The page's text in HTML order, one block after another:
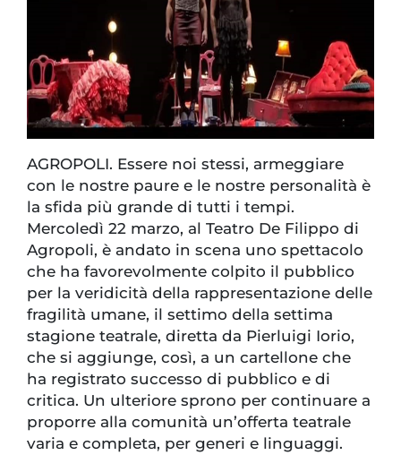
AGROPOLI. Essere noi stessi, armeggiare
con le nostre paure e le nostre personalità è
la sfida più grande di tutti i tempi.
Mercoledì 22 marzo, al Teatro De Filippo di
Agropoli, è andato in scena uno spettacolo
che ha favorevolmente colpito il pubblico
per la veridicità della rappresentazione delle
fragilità umane, il settimo della settima
stagione teatrale, diretta da Pierluigi Iorio,
che si aggiunge, così, a un cartellone che
ha registrato successo di pubblico e di
critica. Un ulteriore sprono per continuare a
proporre alla comunità un’offerta teatrale
varia e completa, per generi e linguaggi.